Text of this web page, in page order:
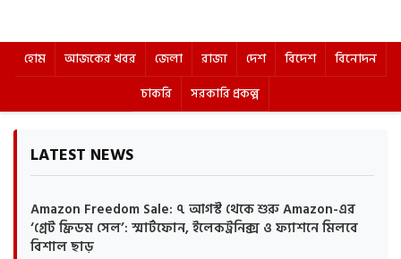
হোম আজকের খবর জেলা রাজ্য দেশ বিদেশ
বিনোদন
চাকরি
সরকারি প্রকল্প
LATEST NEWS
Amazon Freedom Sale: ৭ আগস্ট থেকে শুরু Amazon-এর
‘গ্রেট ফ্রিডম সেল’: স্মার্টফোন, ইলেকট্রনিক্স ও ফ্যাশনে মিলবে
বিশাল ছাড়